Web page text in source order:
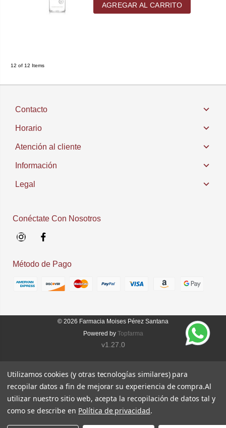
AGREGAR AL CARRITO
12 of 12 Items
Contacto
Horario
Atención al cliente
Información
Legal
Conéctate Con Nosotros
InstagramFacebook
Método de Pago
© 2026 Farmacia Moises Pérez Santana
Powered by Topfarma
v1.27.0
Utilizamos cookies (y otras tecnologías similares) para
recopilar datos a fin de mejorar su experiencia de compra.Al
utilizar nuestro sitio web, acepta la recopilación de datos tal y
como se describe en Política de privacidad.